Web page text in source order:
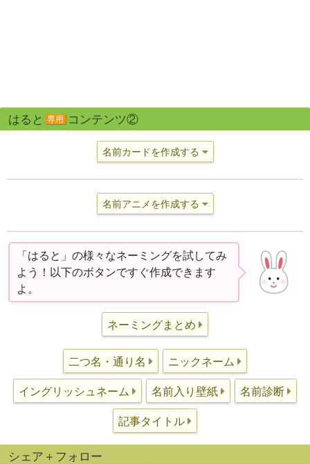
はると 専用 コンテンツ②
名前カードを作成する
名前アニメを作成する
「はると」の様々なネーミングを試してみ
よう！以下のボタンですぐ作成できます
よ。
ネーミングまとめ
二つ名・通り名 ニックネーム
イングリッシュネーム 名前入り壁紙 名前診断
記事タイトル
シェア＋フォロー